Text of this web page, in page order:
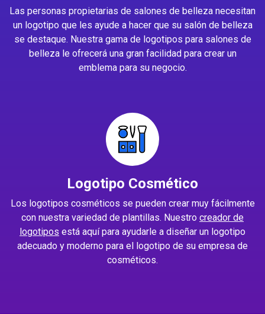
Las personas propietarias de salones de belleza necesitan
un logotipo que les ayude a hacer que su salón de belleza
se destaque. Nuestra gama de logotipos para salones de
belleza le ofrecerá una gran facilidad para crear un
emblema para su negocio.
Logotipo Cosmético
Los logotipos cosméticos se pueden crear muy fácilmente
con nuestra variedad de plantillas. Nuestro creador de
logotipos está aquí para ayudarle a diseñar un logotipo
adecuado y moderno para el logotipo de su empresa de
cosméticos.